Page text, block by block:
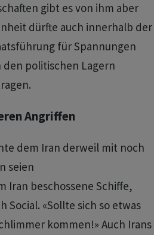
gibt es von ihm aber
dürfte auch innerhalb der
für Spannungen
politischen Lagern
Angriffen
dem Iran derweil mit noch
seien
Iran beschossene Schiffe,
«Sollte sich so etwas
kommen!» Auch Irans